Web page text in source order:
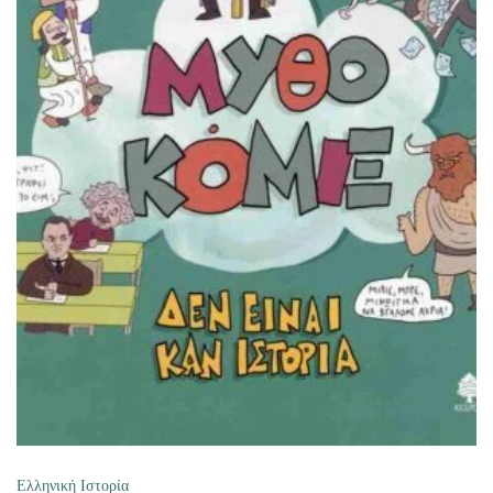
ΠΡΟΣΘΉΚΗ ΣΤΟ ΚΑΛΆΘΙ
Ελληνική Ιστορία